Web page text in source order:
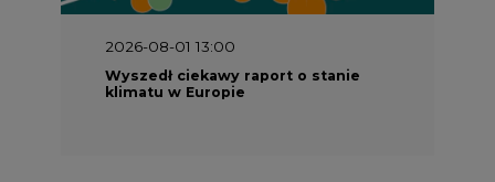
2026-08-01 13:00
Wyszedł ciekawy raport o stanie
klimatu w Europie